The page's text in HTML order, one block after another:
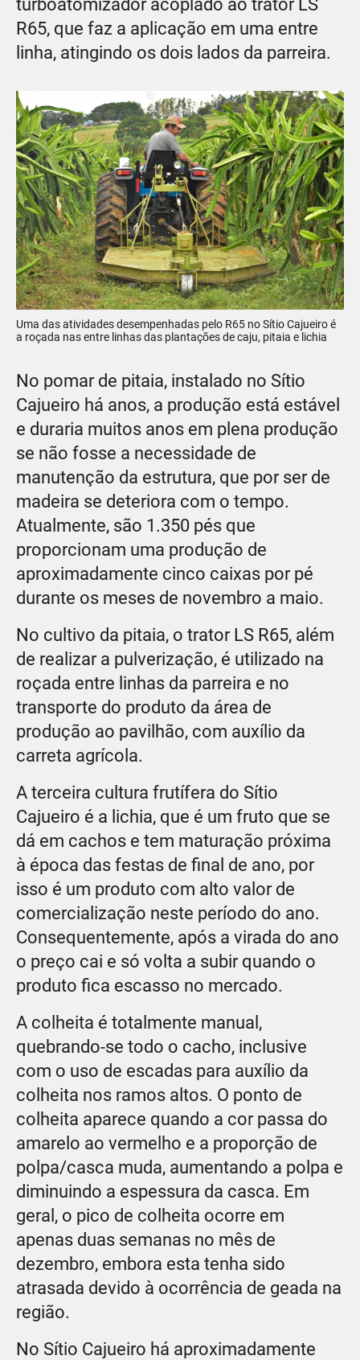
turboatomizador acoplado ao trator LS
R65, que faz a aplicação em uma entre
linha, atingindo os dois lados da parreira.
Uma das atividades desempenhadas pelo R65 no Sítio Cajueiro é
a roçada nas entre linhas das plantações de caju, pitaia e lichia
No pomar de pitaia, instalado no Sítio
Cajueiro há anos, a produção está estável
e duraria muitos anos em plena produção
se não fosse a necessidade de
manutenção da estrutura, que por ser de
madeira se deteriora com o tempo.
Atualmente, são 1.350 pés que
proporcionam uma produção de
aproximadamente cinco caixas por pé
durante os meses de novembro a maio.
No cultivo da pitaia, o trator LS R65, além
de realizar a pulverização, é utilizado na
roçada entre linhas da parreira e no
transporte do produto da área de
produção ao pavilhão, com auxílio da
carreta agrícola.
A terceira cultura frutífera do Sítio
Cajueiro é a lichia, que é um fruto que se
dá em cachos e tem maturação próxima
à época das festas de final de ano, por
isso é um produto com alto valor de
comercialização neste período do ano.
Consequentemente, após a virada do ano
o preço cai e só volta a subir quando o
produto fica escasso no mercado.
A colheita é totalmente manual,
quebrando-se todo o cacho, inclusive
com o uso de escadas para auxílio da
colheita nos ramos altos. O ponto de
colheita aparece quando a cor passa do
amarelo ao vermelho e a proporção de
polpa/casca muda, aumentando a polpa e
diminuindo a espessura da casca. Em
geral, o pico de colheita ocorre em
apenas duas semanas no mês de
dezembro, embora esta tenha sido
atrasada devido à ocorrência de geada na
região.
No Sítio Cajueiro há aproximadamente